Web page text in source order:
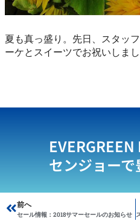
夏も真っ盛り。先日、スタッ
ーケとスイーツでお祝いしまし
センジョー
Prev
前へ
セール情報：2018サマーセールのお知らせ